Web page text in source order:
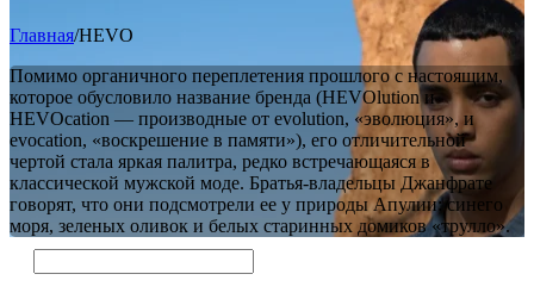
Главная/HEVO
Помимо органичного переплетения прошлого с настоящим,
которое обусловило название бренда (HEVOlution и
HEVOcation — производные от evolution, «эволюция», и
evocation, «воскрешение в памяти»), его отличительной
чертой стала яркая палитра, редко встречающаяся в
классической мужской моде. Братья-владельцы Джанфрате
говорят, что они подсмотрели ее у природы Апулии: синего
моря, зеленых оливок и белых старинных домиков «трулло».